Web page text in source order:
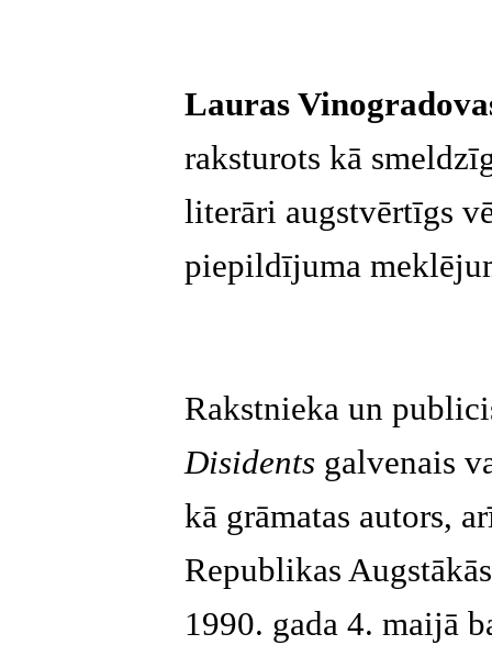
Lauras
raksturots kā
literāri augstvērtīgs
piepildījuma
Rakstnieka un
Disidents galvenais
kā grāmatas autors,
Republikas
1990. gada 4. maijā